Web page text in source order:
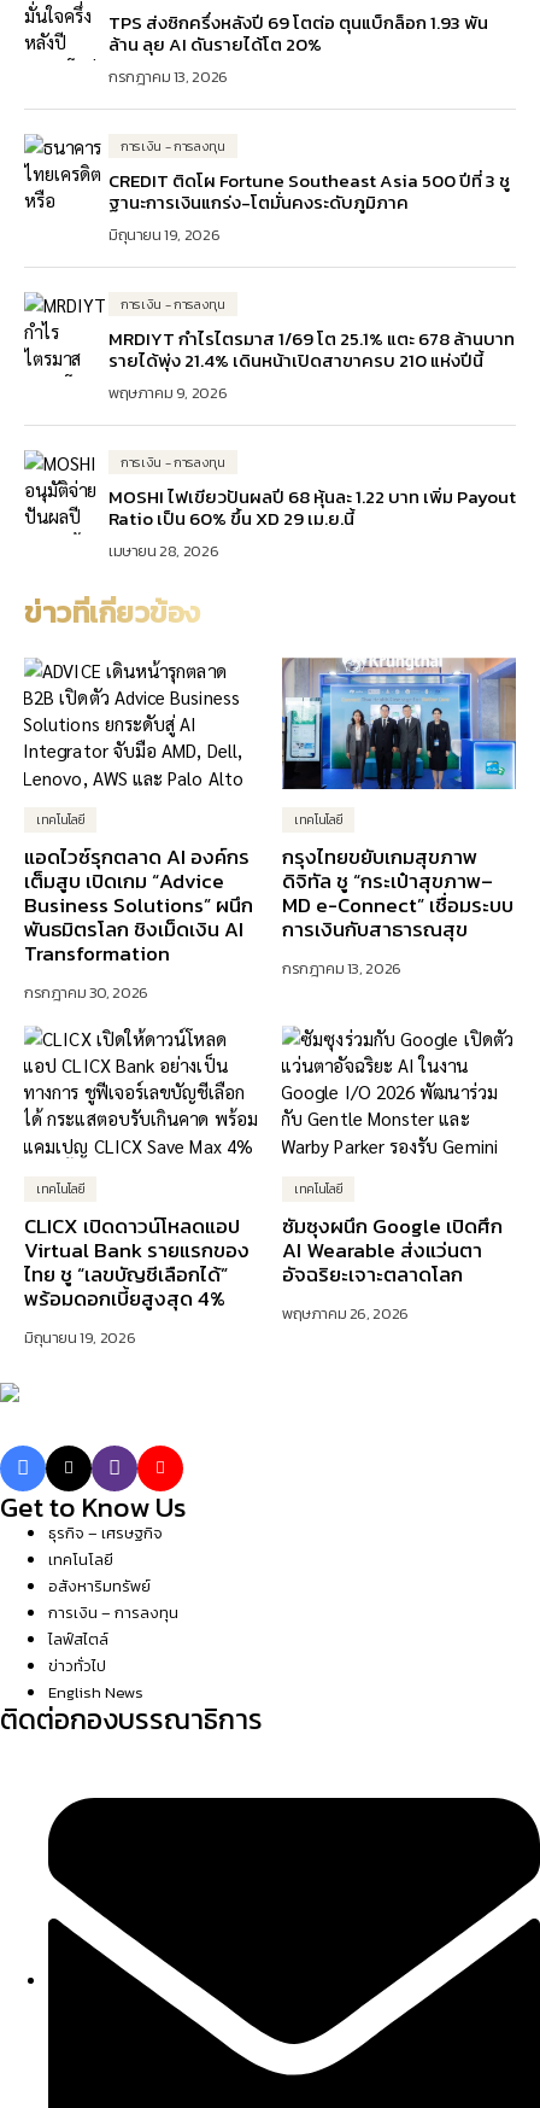
TPS ส่งซิกครึ่งหลังปี 69 โตต่อ ตุนแบ็กล็อก 1.93 พัน
ล้าน ลุย AI ดันรายได้โต 20%
กรกฎาคม 13, 2026
การเงิน - การลงทุน
CREDIT ติดโผ Fortune Southeast Asia 500 ปีที่ 3 ชู
ฐานะการเงินแกร่ง-โตมั่นคงระดับภูมิภาค
มิถุนายน 19, 2026
การเงิน - การลงทุน
MRDIYT กำไรไตรมาส 1/69 โต 25.1% แตะ 678 ล้านบาท
รายได้พุ่ง 21.4% เดินหน้าเปิดสาขาครบ 210 แห่งปีนี้
พฤษภาคม 9, 2026
การเงิน - การลงทุน
MOSHI ไฟเขียวปันผลปี 68 หุ้นละ 1.22 บาท เพิ่ม Payout
Ratio เป็น 60% ขึ้น XD 29 เม.ย.นี้
เมษายน 28, 2026
ข่าวที่เกี่ยวข้อง
เทคโนโลยี
แอดไวซ์รุกตลาด AI องค์กร
เต็มสูบ เปิดเกม “Advice
Business Solutions” ผนึก
พันธมิตรโลก ชิงเม็ดเงิน AI
Transformation
กรกฎาคม 30, 2026
เทคโนโลยี
กรุงไทยขยับเกมสุขภาพ
ดิจิทัล ชู “กระเป๋าสุขภาพ–
MD e-Connect” เชื่อมระบบ
การเงินกับสาธารณสุข
กรกฎาคม 13, 2026
เทคโนโลยี
CLICX เปิดดาวน์โหลดแอป
Virtual Bank รายแรกของ
ไทย ชู “เลขบัญชีเลือกได้”
พร้อมดอกเบี้ยสูงสุด 4%
มิถุนายน 19, 2026
เทคโนโลยี
ซัมซุงผนึก Google เปิดศึก
AI Wearable ส่งแว่นตา
อัจฉริยะเจาะตลาดโลก
พฤษภาคม 26, 2026
Get to Know Us
ธุรกิจ – เศรษฐกิจ
เทคโนโลยี
อสังหาริมทรัพย์
การเงิน – การลงทุน
ไลฟ์สไตล์
ข่าวทั่วไป
English News
ติดต่อกองบรรณาธิการ